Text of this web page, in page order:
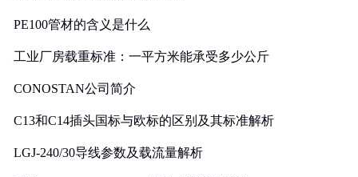
PE100管材的含义是什么
工业厂房载重标准：一平方米能承受多少公斤
CONOSTAN公司简介
C13和C14插头国标与欧标的区别及其标准解析
LGJ-240/30导线参数及载流量解析